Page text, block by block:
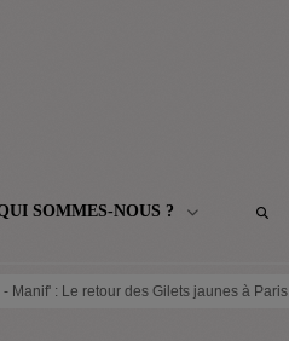
SOMMES-NOUS ?
Manif' : Le retour des Gilets jaunes à Paris